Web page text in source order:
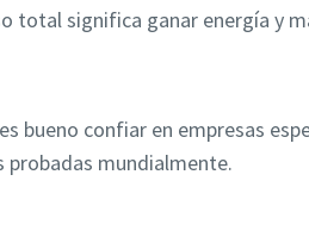
total significa ganar energía y
bueno confiar en empresas
probadas mundialmente.